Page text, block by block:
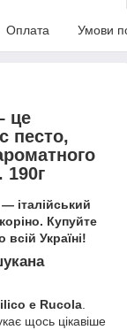
Оплата Умови
це
песто,
190г
італійський
Купуйте
Україні!
e Rucola.
щось цікавіше